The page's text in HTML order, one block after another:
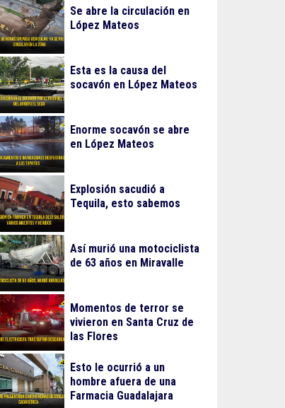
Se abre la circulación en
López Mateos
Esta es la causa del
socavón en López Mateos
Enorme socavón se abre
en López Mateos
Explosión sacudió a
Tequila, esto sabemos
Así murió una motociclista
de 63 años en Miravalle
Momentos de terror se
vivieron en Santa Cruz de
las Flores
Esto le ocurrió a un
hombre afuera de una
Farmacia Guadalajara